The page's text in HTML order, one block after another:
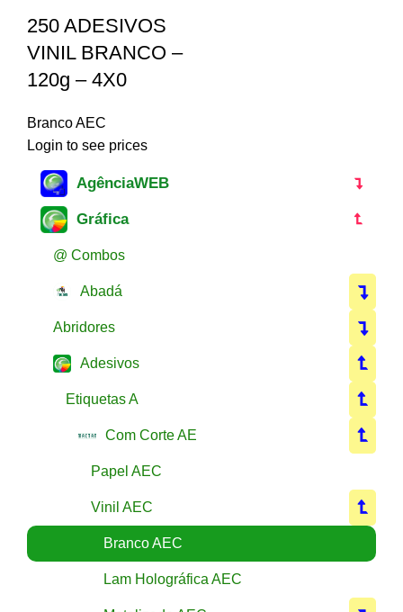
250 ADESIVOS
VINIL BRANCO –
120g – 4X0
Branco AEC
Login to see prices
AgênciaWEB
Gráfica
@ Combos
Abadá
Abridores
Adesivos
Etiquetas A
Com Corte AE
Papel AEC
Vinil AEC
Branco AEC
Lam Holográfica AEC